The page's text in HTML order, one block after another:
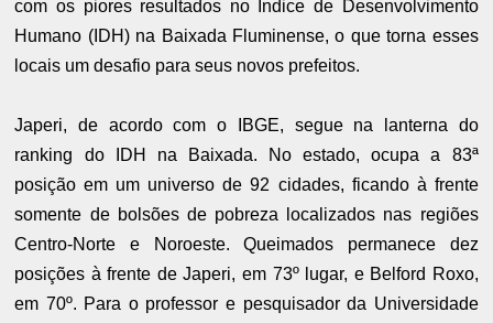
com os piores resultados no Índice de Desenvolvimento
Humano (IDH) na Baixada Fluminense, o que torna esses
locais um desafio para seus novos prefeitos.
Japeri, de acordo com o IBGE, segue na lanterna do
ranking do IDH na Baixada. No estado, ocupa a 83ª
posição em um universo de 92 cidades, ficando à frente
somente de bolsões de pobreza localizados nas regiões
Centro-Norte e Noroeste. Queimados permanece dez
posições à frente de Japeri, em 73º lugar, e Belford Roxo,
em 70º. Para o professor e pesquisador da Universidade